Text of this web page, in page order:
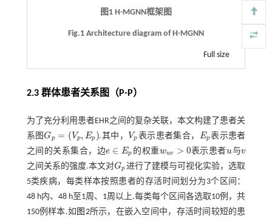
图1 H-MGNN框架图
Fig.1 Architecture diagram of H-MGNN
Full size
2.3 群体患者关系图（P-P）
为了充分利用患者EHR之间的复杂关联，本文构建了患者关
系图Gp = ( Vp , Ep )
Gp= (V p, Ep) .其中， Vp
Vp表示患者集合， Ep
Ep 表示患者
之间的关系集合，边e ∈ Ep
e ∈ Ep 的权重wuv > 0
wuv >0 表示患者u
u 与v
v
之间关系的强度.本文对Gp
Gp 进行了建模与可视化实验，选取
5类疾病，每类样本按照患者的存活时间划分为3个区间：
48 h内、48 h至1周、1周以上.每类每个区间各选取10例，共
150例样本.如 图2所示，在嵌入空间中，存活时间较短的患